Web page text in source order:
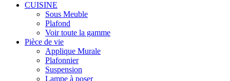
CUISINE
Sous Meuble
Plafond
Voir toute la gamme
Pièce de vie
Applique Murale
Plafonnier
Suspension
Lampe à poser